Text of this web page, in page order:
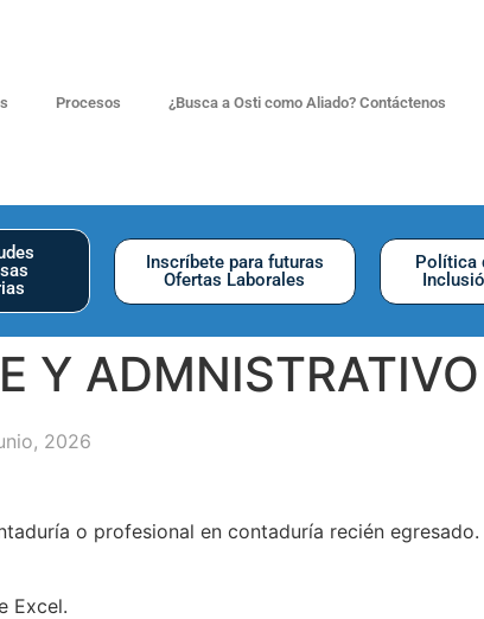
Procesos ¿Busca a Osti como Aliado? Contáctenos
Inscríbete para futuras
Ofertas Laborales
Política
Y ADMNISTRATIVO
2026
o profesional en contaduría recién
Excel.